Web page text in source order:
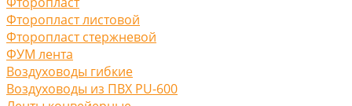
Фторопласт листовой
Фторопласт стержневой
ФУМ лента
Воздуховоды гибкие
Воздуховоды из ПВХ PU-600